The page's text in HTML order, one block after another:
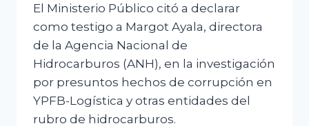
El Ministerio Público citó a declarar
como testigo a Margot Ayala, directora
de la Agencia Nacional de
Hidrocarburos (ANH), en la investigación
por presuntos hechos de corrupción en
YPFB-Logística y otras entidades del
rubro de hidrocarburos.